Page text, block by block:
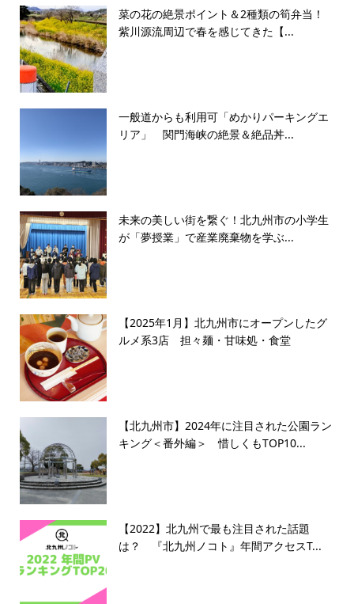
菜の花の絶景ポイント＆2種類の筍弁当！
紫川源流周辺で春を感じてきた【...
一般道からも利用可「めかりパーキングエ
リア」 関門海峡の絶景＆絶品丼...
未来の美しい街を繋ぐ！北九州市の小学生
が「夢授業」で産業廃棄物を学ぶ...
【2025年1月】北九州市にオープンしたグ
ルメ系3店 担々麺・甘味処・食堂
【北九州市】2024年に注目された公園ラン
キング＜番外編＞ 惜しくもTOP10...
【2022】北九州で最も注目された話題
は？ 『北九州ノコト』年間アクセスT...